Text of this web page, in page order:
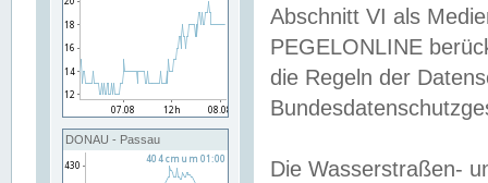
DONAU - Passau
Abschnitt VI als
PEGELONLINE
die Regeln der
Die Wasserstraßen-